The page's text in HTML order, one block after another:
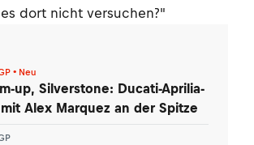
dort nicht versuchen?"
• Neu
up, Silverstone: Ducati-Aprilia-
Alex Marquez an der Spitze